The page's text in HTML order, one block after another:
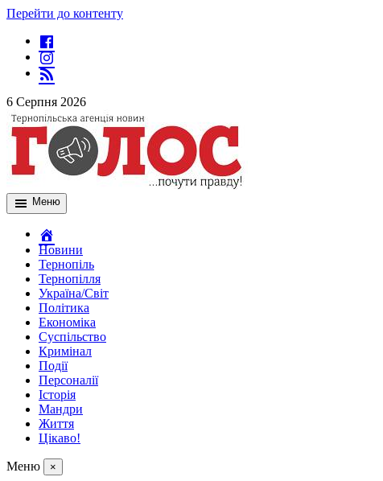
Перейти до контенту
6 Серпня 2026
Меню
Новини
Тернопіль
Тернопілля
Україна/Світ
Політика
Економіка
Суспільство
Кримінал
Події
Персоналії
Історія
Мандри
Життя
Цікаво!
Меню ×